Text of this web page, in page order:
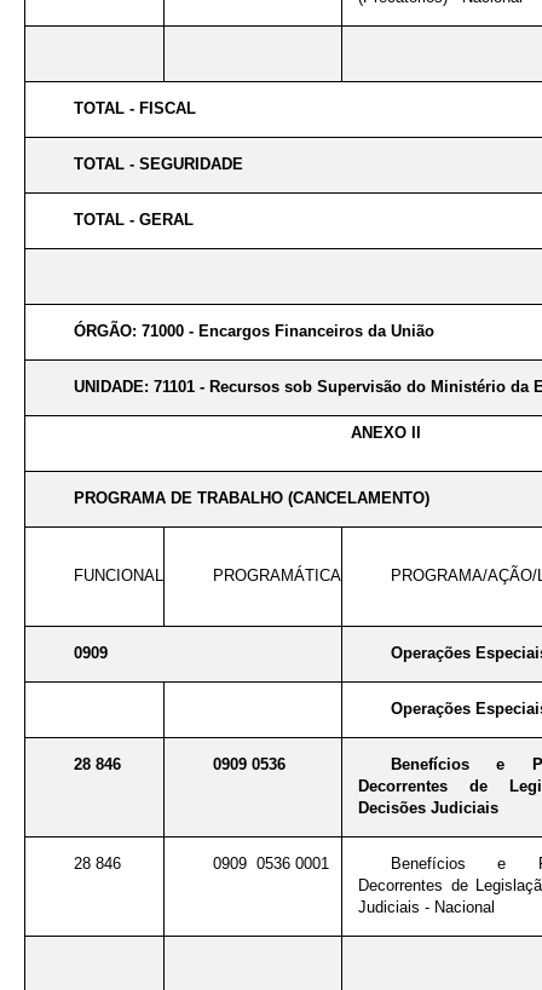
TOTAL - FISCAL
TOTAL - SEGURIDADE
TOTAL - GERAL
ÓRGÃO: 71000 - Encargos Financeiros da União
UNIDADE: 71101 - Recursos sob Supervisão do Ministério da
ANEXO II
PROGRAMA DE TRABALHO (CANCELAMENTO)
FUNCIONAL PROGRAMÁTICA PROGRAMA/
0909 Operações
Operações
28 846 0909 0536
Benefícios e
Decorrentes de
Decisões Judiciais
28 846 0909 0536 0001
Benefícios e
Decorrentes de
Judiciais - Nacional